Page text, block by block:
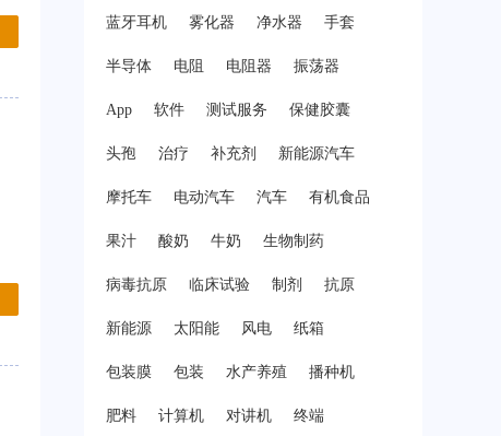
蓝牙耳机 雾化器 净水器 手套
半导体 电阻 电阻器 振荡器
App 软件 测试服务 保健胶囊
头孢 治疗 补充剂 新能源汽车
摩托车 电动汽车 汽车 有机食品
果汁 酸奶 牛奶 生物制药
病毒抗原 临床试验 制剂 抗原
新能源 太阳能 风电 纸箱
包装膜 包装 水产养殖 播种机
肥料 计算机 对讲机 终端